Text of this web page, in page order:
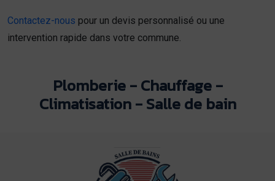
Contactez-nous pour un devis personnalisé ou une
intervention rapide dans votre commune.
Plomberie - Chauffage -
Climatisation - Salle de bain